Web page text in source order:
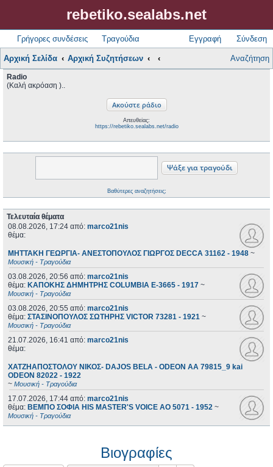
rebetiko.sealabs.net
Γρήγορες συνδέσεις Τραγούδια Σύνδεση
Εγγραφή
Αρχική Σελίδα Αρχική Συζητήσεων Αναζήτηση
Radio
(Καλή ακρόαση )..
Απευθείας:
https://rebetiko.sealabs.net/radio
Βαθύτερες αναζητήσεις;
Τελευταία θέματα
08.08.2026, 17:24 από: marco21nis
θέμα:
ΜΗΤΤΑΚΗ ΓΕΩΡΓΙΑ- ΑΝΕΣΤΟΠΟΥΛΟΣ ΓΙΩΡΓΟΣ DECCA 31162 - 1948 ~
Μουσική - Τραγούδια
03.08.2026, 20:56 από: marco21nis
θέμα: ΚΑΠΟΚΗΣ ΔΗΜΗΤΡΗΣ COLUMBIA E-3665 - 1917 ~
Μουσική - Τραγούδια
03.08.2026, 20:55 από: marco21nis
θέμα: ΣΤΑΣΙΝΟΠΟΥΛΟΣ ΣΩΤΗΡΗΣ VICTOR 73281 - 1921 ~
Μουσική - Τραγούδια
21.07.2026, 16:41 από: marco21nis
θέμα:
ΧΑΤΖΗΑΠΟΣΤΟΛΟΥ ΝΙΚΟΣ- DAJOS BELA - ODEON AA 79815_9 kai
ODEON 82022 - 1922
~ Μουσική - Τραγούδια
17.07.2026, 17:44 από: marco21nis
θέμα: ΒΕΜΠΟ ΣΟΦΙΑ HIS MASTER'S VOICE AO 5071 - 1952 ~
Μουσική - Τραγούδια
Βιογραφίες